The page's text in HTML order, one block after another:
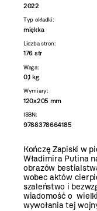
2022
Typ okładki:
miękka
Liczba stron:
176 str
Waga:
0,1 kg
Wymiary:
120x205 mm
ISBN:
9788378664185
Kończę Zapiski w
Władimira Putina
obrazów
wobec aktów
szaleństwo i
wiadomość o
wywołania tej